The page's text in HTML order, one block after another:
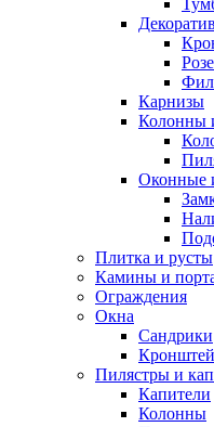
Карнизы
Колонны
Оконные
Плитка и русты
Камины и
Ограждения
Окна
Сандрики
Пилястры и
Капители
Колонны